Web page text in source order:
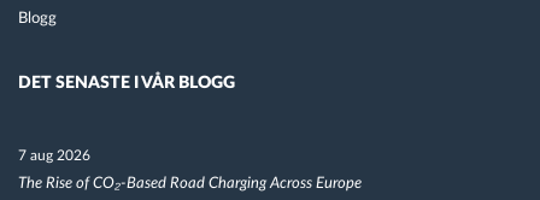
Blogg
DET SENASTE I VÅR BLOGG
7 aug 2026
The Rise of CO₂-Based Road Charging Across Europe